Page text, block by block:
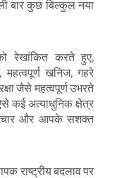
बार कुछ बिल्कुल नया
रेखांकित करते हुए
महत्वपूर्ण खनिज,गहरे
जैसे महत्वपूर्ण उभरते
कई अत्याधुनिक क्षेत्र
और आपके सशक्त
राष्ट्रीय बदलाव पर